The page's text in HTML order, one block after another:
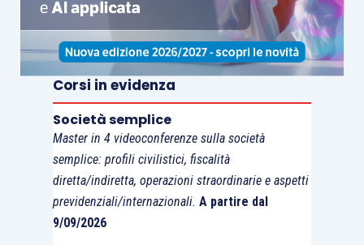
fatturatoderivante dalla vendita di energia,
escludendo la componente incentivo.
Importante per le imprese agricole sarà anche la
possibilitàdi accedere a tutti gli
finanziariprevisti dal decreto liquidità, in
particolare ifinanziamenti garantiti dallo Stato
in misura diversificata per tipo di attività.
Sul punto è importante ricordare che, sempre il
Corsi in evidenza
Società semplice
Master in 4 videoconferenze sulla società
semplice: profili civilistici, fiscalità
diretta/indiretta, operazioni straordinarie e aspetti
previdenziali/internazionali. A partire dal
9/09/2026